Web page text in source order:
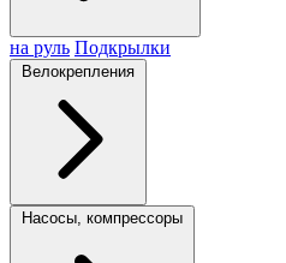
на руль Подкрылки
Велокрепления
Насосы, компрессоры